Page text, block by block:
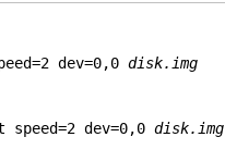
dev=0,0
disk.img
speed=2 dev=0,0
disk.img